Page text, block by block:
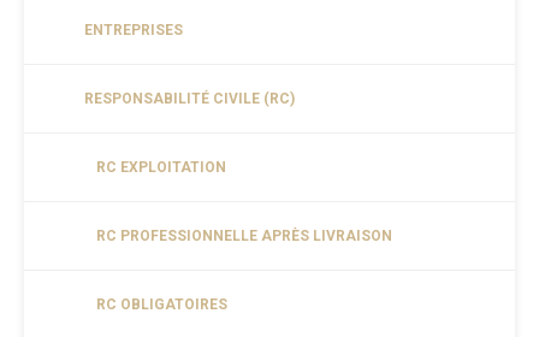
ENTREPRISES
RESPONSABILITÉ CIVILE (RC)
RC EXPLOITATION
RC PROFESSIONNELLE APRÈS LIVRAISON
RC OBLIGATOIRES